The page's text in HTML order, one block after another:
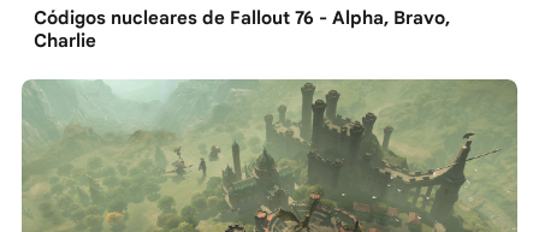
Códigos nucleares de Fallout 76 - Alpha, Bravo,
Charlie